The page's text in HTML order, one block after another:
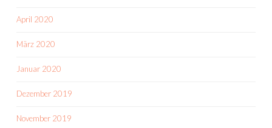
April 2020
März 2020
Januar 2020
Dezember 2019
November 2019